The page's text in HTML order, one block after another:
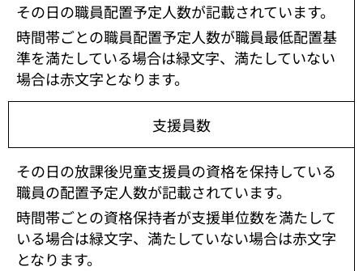
その日の職員配置予定人数が記載されています。
時間帯ごとの職員配置予定人数が職員最低配置基
準を満たしている場合は緑文字、満たしていない
場合は赤文字となります。
支援員数
その日の放課後児童支援員の資格を保持している
職員の配置予定人数が記載されています。
時間帯ごとの資格保持者が支援単位数を満たして
いる場合は緑文字、満たしていない場合は赤文字
となります。